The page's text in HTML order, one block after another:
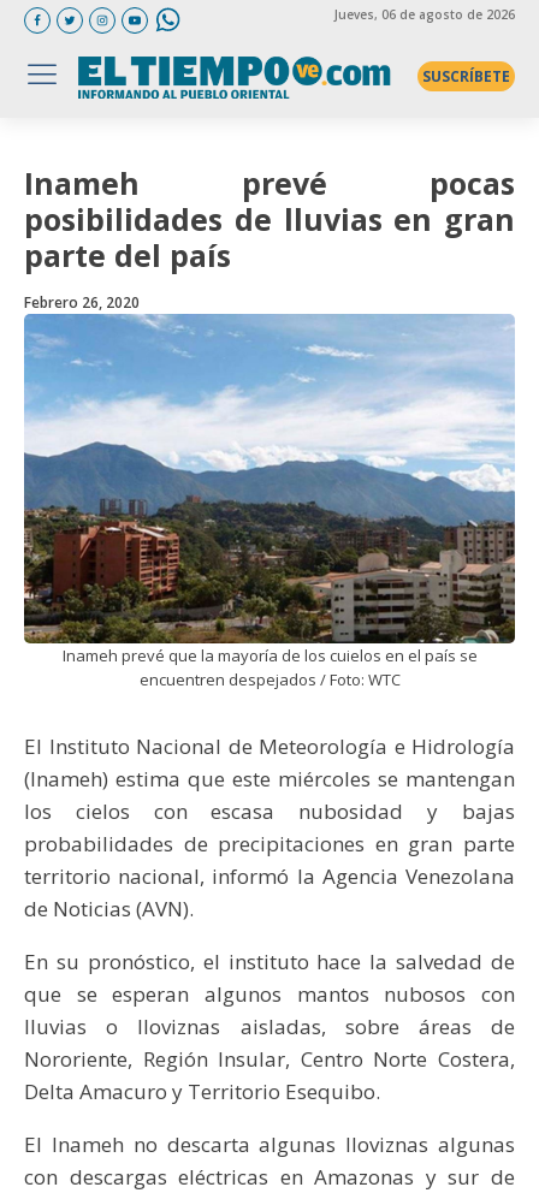
Jueves, 06 de agosto de 2026
SUSCRÍBETE
Inameh prevé pocas
posibilidades de lluvias en gran
parte del país
Febrero 26, 2020
Inameh prevé que la mayoría de los cuielos en el país se
encuentren despejados / Foto: WTC
El Instituto Nacional de Meteorología e Hidrología
(Inameh) estima que este miércoles se mantengan
los cielos con escasa nubosidad y bajas
probabilidades de precipitaciones en gran parte
territorio nacional, informó la Agencia Venezolana
de Noticias (AVN).
En su pronóstico, el instituto hace la salvedad de
que se esperan algunos mantos nubosos con
lluvias o lloviznas aisladas, sobre áreas de
Nororiente, Región Insular, Centro Norte Costera,
Delta Amacuro y Territorio Esequibo.
El Inameh no descarta algunas lloviznas algunas
con descargas eléctricas en Amazonas y sur de